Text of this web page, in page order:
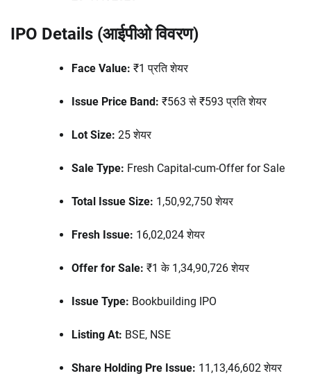
IPO Details (आईपीओ विवरण)
Face Value: ₹1 प्रति शेयर
Issue Price Band: ₹563 से ₹593 प्रति शेयर
Lot Size: 25 शेयर
Sale Type: Fresh Capital-cum-Offer for Sale
Total Issue Size: 1,50,92,750 शेयर
Fresh Issue: 16,02,024 शेयर
Offer for Sale: ₹1 के 1,34,90,726 शेयर
Issue Type: Bookbuilding IPO
Listing At: BSE, NSE
Share Holding Pre Issue: 11,13,46,602 शेयर